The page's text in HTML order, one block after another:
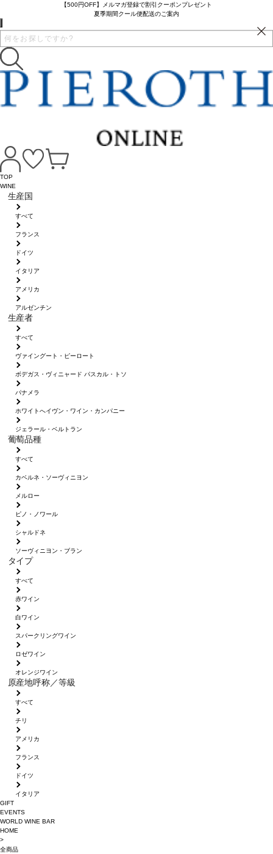
【500円OFF】メルマガ登録で割引クーポンプレゼント
夏季期間クール便配送のご案内
TOP
WINE
生産国
すべて
フランス
ドイツ
イタリア
アメリカ
アルゼンチン
生産者
すべて
ヴァイングート・ピーロート
ボデガス・ヴィニャード パスカル・トソ
パナメラ
ホワイトへイヴン・ワイン・カンパニー
ジェラール・ベルトラン
葡萄品種
すべて
カベルネ・ソーヴィニヨン
メルロー
ピノ・ノワール
シャルドネ
ソーヴィニヨン・ブラン
タイプ
すべて
赤ワイン
白ワイン
スパークリングワイン
ロゼワイン
オレンジワイン
原産地呼称／等級
すべて
チリ
アメリカ
フランス
ドイツ
イタリア
GIFT
EVENTS
WORLD WINE BAR
HOME
>
全商品